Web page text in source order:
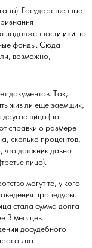
Государственные
задолженности или по
фонды. Сюда
возможно,
документов. Так,
жив ли еще заемщик,
другое лицо (по
справки о размере
сколько процентов,
что должник давно
лицо).
могут те, у кого
процедуры.
стала сумма долга
3 месяцев.
досудебного
на